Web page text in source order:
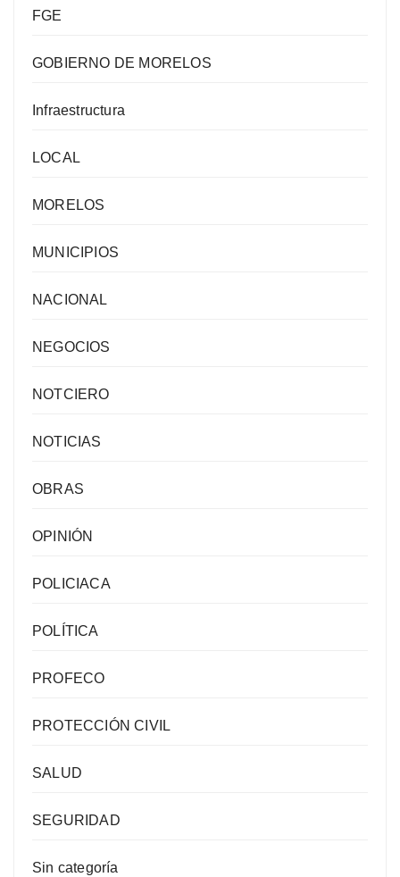
FGE
GOBIERNO DE MORELOS
Infraestructura
LOCAL
MORELOS
MUNICIPIOS
NACIONAL
NEGOCIOS
NOTCIERO
NOTICIAS
OBRAS
OPINIÓN
POLICIACA
POLÍTICA
PROFECO
PROTECCIÓN CIVIL
SALUD
SEGURIDAD
Sin categoría